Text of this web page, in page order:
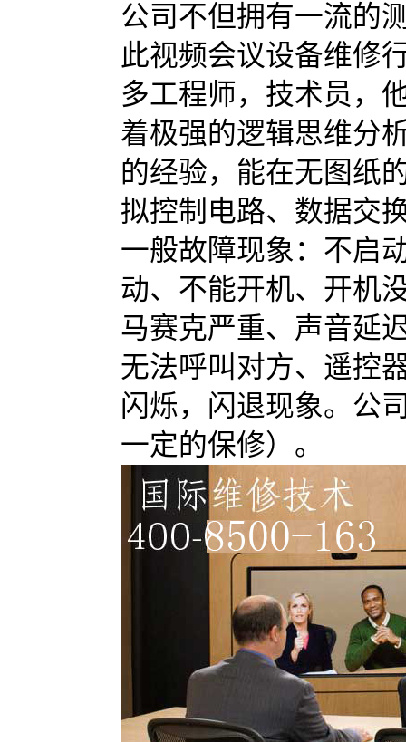
公司不但拥有一流的
此视频会议设备维修
多工程师，技术员，
着极强的逻辑思维分
的经验，能在无图纸
拟控制电路、数据交
一般故障现象：不启
动、不能开机、开机
马赛克严重、声音延
无法呼叫对方、遥控
闪烁，闪退现象。公
一定的保修）。